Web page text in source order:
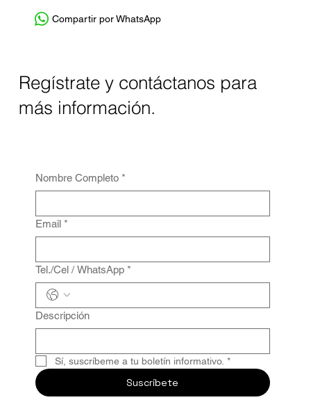
Compartir por WhatsApp
Regístrate y contáctanos para
más información.
Nombre Completo *
Email *
Tel./Cel / WhatsApp *
Descripción
Sí, suscríbeme a tu boletín informativo. *
Suscríbete